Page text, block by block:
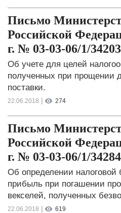
Письмо
Российской
г. № 03-03-06/1/34203
Об учете для целей
полученных при прощении
поставки.
22.06.2018 | 274
Письмо
Российской
г. № 03-03-06/1/34284
Об определении налоговой
прибыль при погашении
векселей, полученных
22.06.2018 | 619